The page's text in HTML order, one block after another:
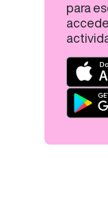
para